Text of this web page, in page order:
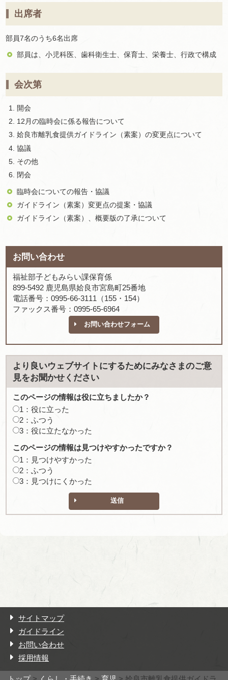
出席者
部員7名のうち6名出席
部員は、小児科医、歯科衛生士、保育士、栄養士、行政で構成
会次第
開会
12月の臨時会に係る報告について
姶良市離乳食提供ガイドライン（素案）の変更点について
協議
その他
閉会
臨時会についての報告・協議
ガイドライン（素案）変更点の提案・協議
ガイドライン（素案）、概要版の了承について
お問い合わせ
福祉部子どもみらい課保育係
899-5492 鹿児島県姶良市宮島町25番地
電話番号：0995-66-3111（155・154）
ファックス番号：0995-65-6964
お問い合わせフォーム
より良いウェブサイトにするためにみなさまのご意
見をお聞かせください
このページの情報は役に立ちましたか？
1：役に立った
2：ふつう
3：役に立たなかった
このページの情報は見つけやすかったですか？
1：見つけやすかった
2：ふつう
3：見つけにくかった
送信
サイトマップ
ガイドライン
お問い合わせ
採用情報